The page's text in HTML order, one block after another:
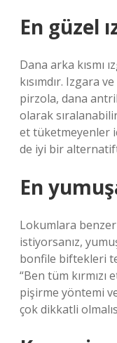
En güzel
Dana arka kısmı
kısımdır. Izgara
pirzola, dana
olarak
et tüketmeyenler
de iyi bir
En
Lokumlara
istiyorsanız,
bonfile biftekleri
“Ben tüm kırmızı
pişirme yöntemi
çok dikkatli